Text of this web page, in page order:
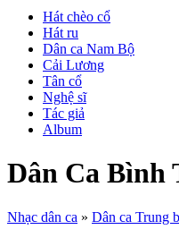
Hát chèo cổ
Hát ru
Dân ca Nam Bộ
Cải Lương
Tân cổ
Nghệ sĩ
Tác giả
Album
Dân Ca Bình
Nhạc dân ca » Dân ca Trung